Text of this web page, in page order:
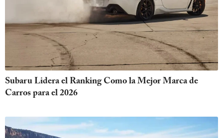
Subaru Lidera el Ranking Como la Mejor Marca de
Carros para el 2026